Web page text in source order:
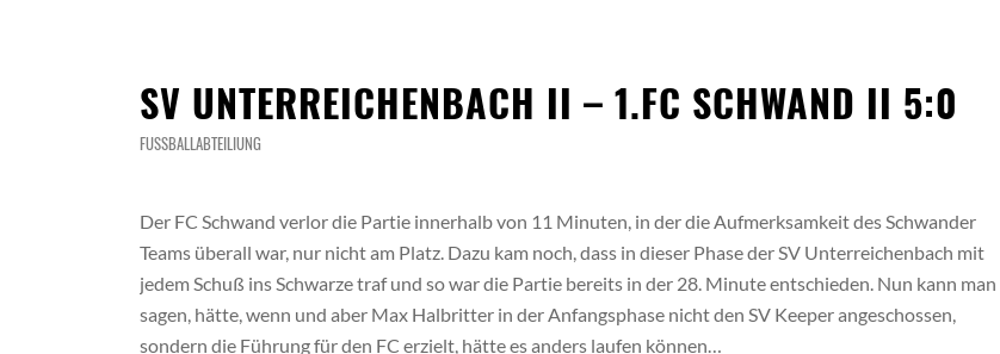
SV UNTERREICHENBACH II – 1.FC SCHWAND II 5:0
FUSSBALLABTEILIUNG
Der FC Schwand verlor die Partie innerhalb von 11 Minuten, in der die Aufmerksamkeit des Schwander
Teams überall war, nur nicht am Platz. Dazu kam noch, dass in dieser Phase der SV Unterreichenbach mit
jedem Schuß ins Schwarze traf und so war die Partie bereits in der 28. Minute entschieden. Nun kann man
sagen, hätte, wenn und aber Max Halbritter in der Anfangsphase nicht den SV Keeper angeschossen,
sondern die Führung für den FC erzielt, hätte es anders laufen können…